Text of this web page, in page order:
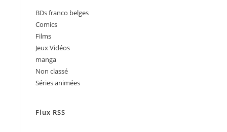
BDs franco belges
Comics
Films
Jeux Vidéos
manga
Non classé
Séries animées
Flux RSS